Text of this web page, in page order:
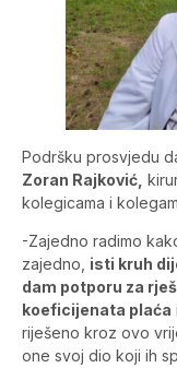
Podršku prosvjedu
Zoran Rajković,
kolegicama i
-Zajedno radimo
zajedno, isti kruh
dam potporu za
koeficijenata plaća
riješeno kroz ovo
one svoj dio koji ih